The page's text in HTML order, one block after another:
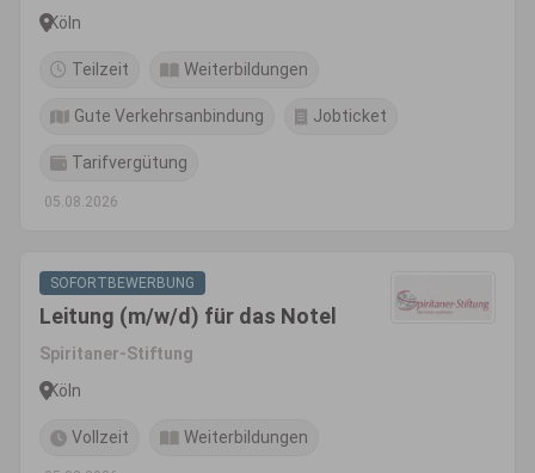
Köln
Teilzeit Weiterbildungen
Gute Verkehrsanbindung Jobticket
Tarifvergütung
05.08.2026
SOFORTBEWERBUNG
Leitung (m/w/d) für das Notel
Spiritaner-Stiftung
Köln
Vollzeit Weiterbildungen